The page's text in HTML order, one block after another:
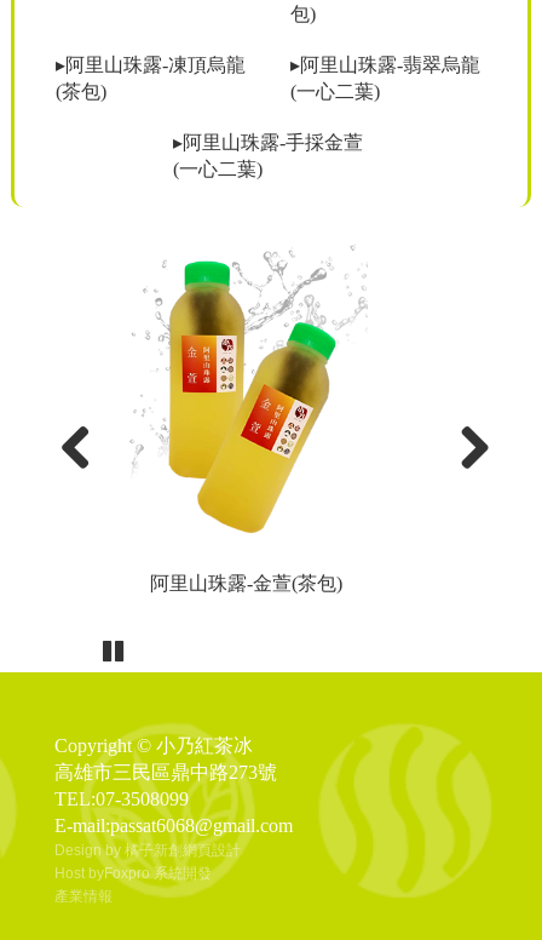
包)
▸阿里山珠露-凍頂烏龍
(茶包)
▸阿里山珠露-翡翠烏龍
(一心二葉)
▸阿里山珠露-手採金萱
(一心二葉)
阿里山珠露-金萱(茶包)
Copyright © 小乃紅茶冰
高雄市三民區鼎中路273號
TEL:07-3508099
E-mail:passat6068@gmail.com
Design by 橘子新創網頁設計
Host byFoxpro 系統開發
產業情報